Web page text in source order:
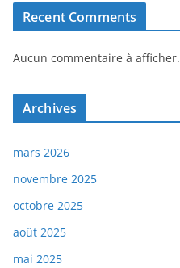
Recent Comments
Aucun commentaire à afficher.
Archives
mars 2026
novembre 2025
octobre 2025
août 2025
mai 2025